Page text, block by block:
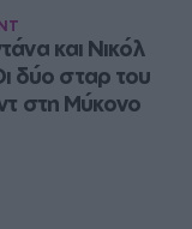
και Νικόλ
δύο σταρ του
στη Μύκονο